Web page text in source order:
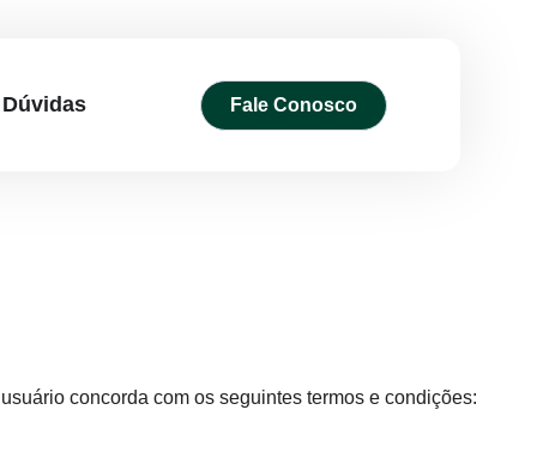
Dúvidas Fale Conosco
usuário concorda com os seguintes termos e condições: